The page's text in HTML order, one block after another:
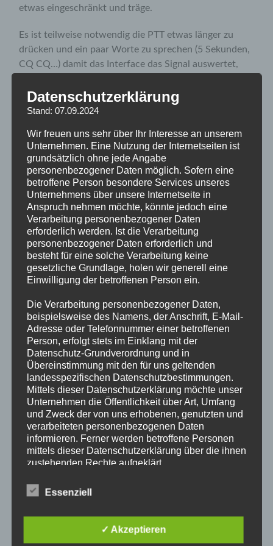
etwas eingeschränkt und träge.
Es ist teilweise notwendig die PTT etwas länger zu
drücken und ein paar Worte zu sprechen (5 Sekunden,
CQ CQ…) damit das Interface das Signal auswertet,
Wer nur seine X Taste am TRX drückt läuft meist ins
Die erforderliche Maßnahme ist bekannt und ein
modifiziertes Interface liegt schon zum Austausch
bereit.
Wir geben Bescheid wenn der Tausch erfolgt ist…
vy73 de Mario, DK5VQ
Neues zum Selbergrelais
VORHERIGER BEITRAG
DB0SLB – Das Ohr in die Westpfalz
NÄCHSTER BEITRAG
Modifikation durchgeführt
Schreibe einen Kommentar
Deine E-Mail-Adresse wird nicht veröffentlicht.
Erforderliche Felder sind mit*markiert
Datenschutzerklärung
Stand: 07.09.2024
Wir freuen uns sehr über Ihr Interesse an unserem
Unternehmen. Eine Nutzung der Internetseiten ist
grundsätzlich ohne jede Angabe
personenbezogener Daten möglich. Sofern eine
betroffene Person besondere Services unseres
Unternehmens über unsere Internetseite in
Anspruch nehmen möchte, könnte jedoch eine
Verarbeitung personenbezogener Daten
erforderlich werden. Ist die Verarbeitung
personenbezogener Daten erforderlich und
besteht für eine solche Verarbeitung keine
gesetzliche Grundlage, holen wir generell eine
Einwilligung der betroffenen Person ein.
Die Verarbeitung personenbezogener Daten,
beispielsweise des Namens, der Anschrift, E-Mail-
Adresse oder Telefonnummer einer betroffenen
Person, erfolgt stets im Einklang mit der
Datenschutz-Grundverordnung und in
Übereinstimmung mit den für uns geltenden
landesspezifischen Datenschutzbestimmungen.
Mittels dieser Datenschutzerklärung möchte unser
Unternehmen die Öffentlichkeit über Art, Umfang
und Zweck der von uns erhobenen, genutzten und
verarbeiteten personenbezogenen Daten
informieren. Ferner werden betroffene Personen
mittels dieser Datenschutzerklärung über die ihnen
zustehenden Rechte aufgeklärt.
Wir haben als für die Verarbeitung Verantwortlicher
zahlreiche technische und organisatorische
lückenlosen Schutz der über diese Internetseite
verarbeiteten personenbezogenen Daten
Essenziell
✓ Akzeptieren